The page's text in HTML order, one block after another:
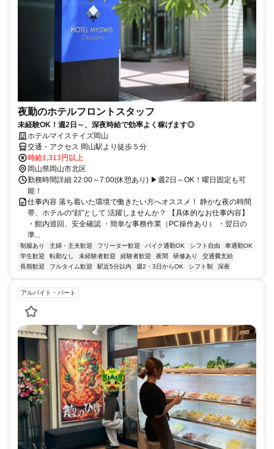
夜勤のホテルフロントスタッフ
未経験OK！週2日～、深夜時給で効率よく稼げます◎
ホテルマイステイズ岡山
交通・アクセス 岡山駅より徒歩５分
時給1,313円以上
岡山県岡山市北区
勤務時間詳細 22:00～7:00(休憩あり) ▶週2日～OK！曜日固定も可
能！
仕事内容 落ち着いた環境で働きたい方へオススメ！ 静かな夜の時間
帯、ホテルの“顔”として 活躍しませんか？ 【具体的なお仕事内容】
・館内巡回、安全確認 ・簡単な事務作業（PC操作あり） ・翌日の
準...
制服あり 主婦・主夫歓迎 フリーター歓迎 バイク通勤OK シフト自由
車通勤OK
学生歓迎
転勤なし 未経験者歓迎 経験者歓迎 夜間 研修あり
交通費支給
長期歓迎
フルタイム歓迎 駅近5分以内 週2・3日からOK シフト制 深夜
アルバイト・パート